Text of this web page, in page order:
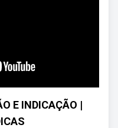
E INDICAÇÃO |